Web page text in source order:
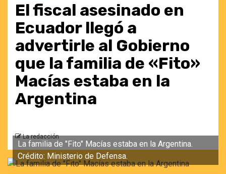
El fiscal asesinado en
Ecuador llegó a
advertirle al Gobierno
que la familia de «Fito»
Macías estaba en la
Argentina
La redacción
La familia de "Fito" Macías estaba en la Argentina.
Crédito: Ministerio de Defensa.